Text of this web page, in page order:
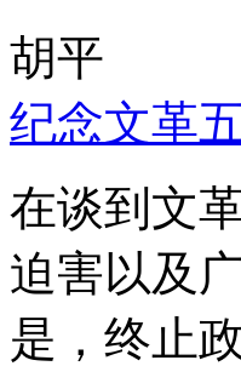
胡平
纪念文革
在谈到文
迫害以及
是，终止